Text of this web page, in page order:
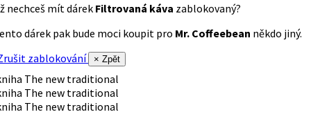
nechceš mít dárek Filtrovaná káva zablokovaný?
dárek pak bude moci koupit pro Mr. Coffeebean někdo jiný.
zablokování
× Zpět